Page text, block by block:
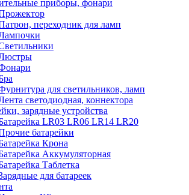
приборы, фонари
переходник для ламп
для светильников, ламп
светодиодная, коннектора
зарядные устройства
LR03 LR06 LR14 LR20
батарейки
Крона
Аккумуляторная
Таблетка
для батареек